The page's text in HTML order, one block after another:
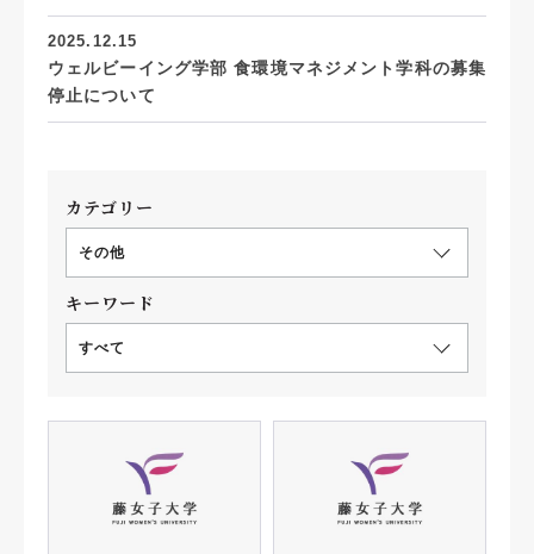
2025.12.15
ウェルビーイング学部 食環境マネジメント学科の募集
停止について
カテゴリー
その他
キーワード
すべて